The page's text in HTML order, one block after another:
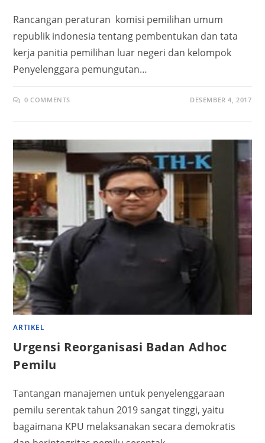
Rancangan peraturan komisi pemilihan umum
republik indonesia tentang pembentukan dan tata
kerja panitia pemilihan luar negeri dan kelompok
Penyelenggara pemungutan…
0 COMMENTS DESEMBER 4, 2017
ARTIKEL
Urgensi Reorganisasi Badan Adhoc
Pemilu
Tantangan manajemen untuk penyelenggaraan
pemilu serentak tahun 2019 sangat tinggi, yaitu
bagaimana KPU melaksanakan secara demokratis